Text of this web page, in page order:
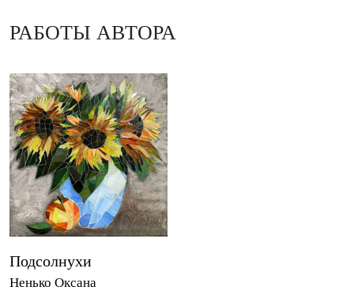
РАБОТЫ АВТОРА
Подсолнухи
Ненько Оксана